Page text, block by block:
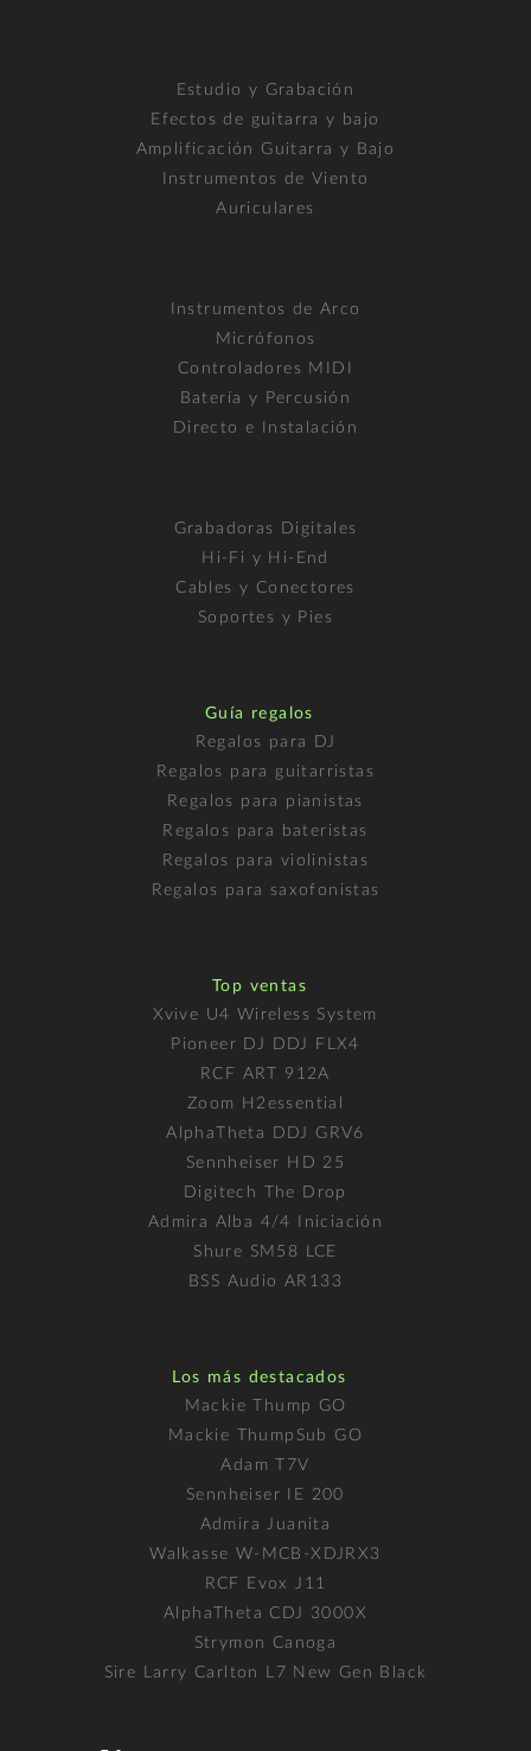
Estudio y Grabación
Efectos de guitarra y bajo
Amplificación Guitarra y Bajo
Instrumentos de Viento
Auriculares
Instrumentos de Arco
Micrófonos
Controladores MIDI
Batería y Percusión
Directo e Instalación
Grabadoras Digitales
Hi-Fi y Hi-End
Cables y Conectores
Soportes y Pies
Guía regalos
Regalos para DJ
Regalos para guitarristas
Regalos para pianistas
Regalos para bateristas
Regalos para violinistas
Regalos para saxofonistas
Top ventas
Xvive U4 Wireless System
Pioneer DJ DDJ FLX4
RCF ART 912A
Zoom H2essential
AlphaTheta DDJ GRV6
Sennheiser HD 25
Digitech The Drop
Admira Alba 4/4 Iniciación
Shure SM58 LCE
BSS Audio AR133
Los más destacados
Mackie Thump GO
Mackie ThumpSub GO
Adam T7V
Sennheiser IE 200
Admira Juanita
Walkasse W-MCB-XDJRX3
RCF Evox J11
AlphaTheta CDJ 3000X
Strymon Canoga
Sire Larry Carlton L7 New Gen Black